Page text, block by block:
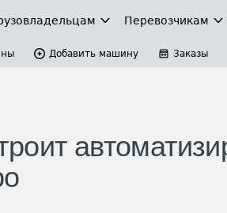
Перевозчикам
Добавить машину Заказы